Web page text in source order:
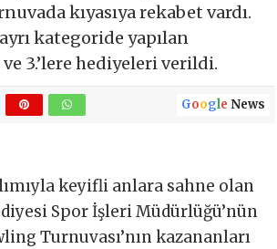
kıyasıya rekabet vardı.
kategoride yapılan
3.’lere hediyeleri verildi.
Google News
keyifli anlara sahne olan
Spor İşleri Müdürlüğü’nün
Turnuvası’nın kazananları